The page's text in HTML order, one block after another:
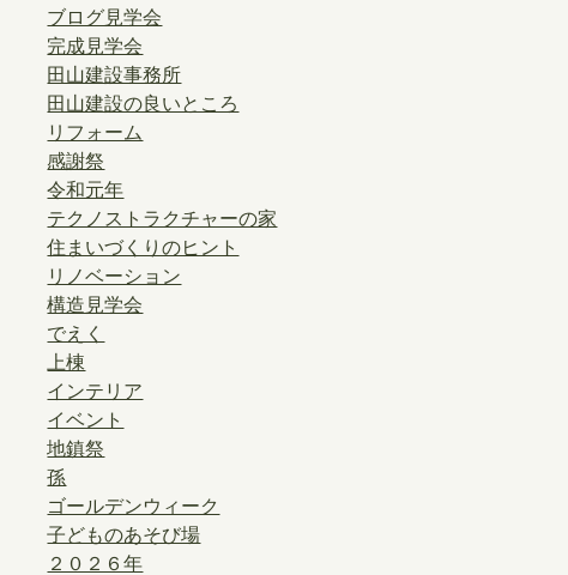
ブログ見学会
完成見学会
田山建設事務所
田山建設の良いところ
リフォーム
感謝祭
令和元年
テクノストラクチャーの家
住まいづくりのヒント
リノベーション
構造見学会
でえく
上棟
インテリア
イベント
地鎮祭
孫
ゴールデンウィーク
子どものあそび場
２０２６年